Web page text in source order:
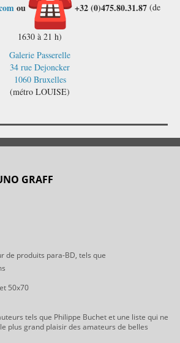
ou +32 (0)475.80.31.87 (de
1630 à 21 h)
Galerie Passerelle
34 rue Dejoncker
1060 Bruxelles
(métro LOUISE)
GRAFF
de produits para-BD, tels que
50x70
tels que Philippe Buchet et une liste qui ne
plus grand plaisir des amateurs de belles